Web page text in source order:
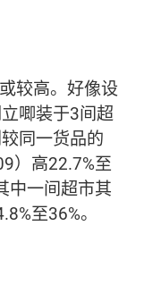
较高。好像设
唧装于3间超
同一货品的
）高22.7%至
中一间超市其
至36%。